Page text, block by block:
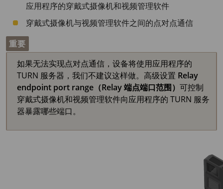
应用程序的穿戴式摄像机和视频管理软件
穿戴式摄像机与视频管理软件之间的点对点通信
重要
如果无法实现点对点通信，设备将使用应用程序的
TURN 服务器，我们不建议这样做。高级设置 Relay
endpoint port range（Relay 端点端口范围） 可控制
穿戴式摄像机和视频管理软件向应用程序的 TURN 服务
器暴露哪些端口。